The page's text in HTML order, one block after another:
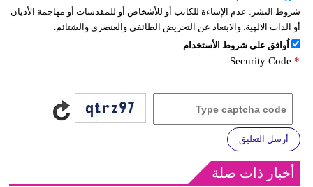
شروط النشر: عدم الإساءة للكاتب أو للأشخاص أو للمقدسات أو مهاجمة الأديان
أو الذات الالهية. والابتعاد عن التحريض الطائفي والعنصري والشتائم.
اُوافق على شروط الأستخدام
Security Code *
أرسل التعليق
أخبار ذات صلة